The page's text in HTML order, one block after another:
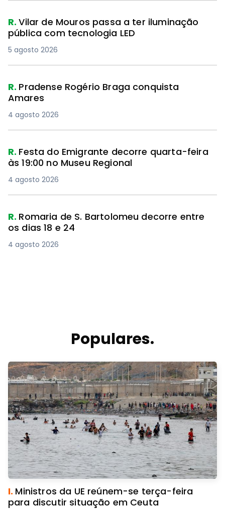
R.Vilar de Mouros passa a ter iluminação
pública com tecnologia LED
5 agosto 2026
R. Pradense Rogério Braga conquista
Amares
4 agosto 2026
R. Festa do Emigrante decorre quarta-feira
às 19:00 no Museu Regional
4 agosto 2026
R. Romaria de S. Bartolomeu decorre entre
os dias 18 e 24
4 agosto 2026
Populares.
I. Ministros da UE reúnem-se terça-feira
para discutir situação em Ceuta